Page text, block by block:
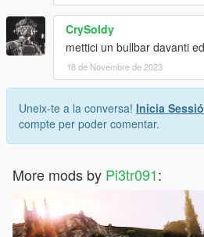
CrySoldy
mettici un bullbar davanti
18 de Novembre de 2023
Uneix-te a la conversa! Inicia Sessió
compte per poder comentar.
More mods by Pi3tr091: